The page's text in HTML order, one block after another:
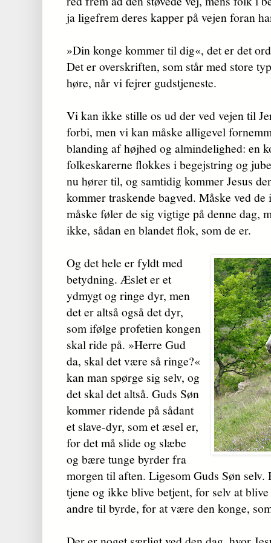
ja ligefrem deres kapper på vejen foran
»Din konge kommer til dig«, det er det
Det er overskriften, som står med store
høre, når vi fejrer gudstjeneste.
Vi kan ikke stille os ud der ved vejen til
forbi, men vi kan måske alligevel
blanding af højhed og almindelighed: en
folkeskarerne flokkes i begejstring og
nu hører til, og samtidig kommer Jesus
kommer traskende bagved. Måske ved
måske føler de sig vigtige på denne dag,
ikke, sådan en blandet flok, som de er.
Og det hele er fyldt med
betydning. Æslet er et
ydmygt og ringe dyr, men
det er altså også det dyr,
som ifølge profetien kongen
skal ride på. »Herre Gud
da, skal det være så ringe?«
kan man spørge sig selv, og
det skal det altså. Guds Søn
kommer ridende på sådant
et slave-dyr, som et æsel er,
for det må slide og slæbe
og bære tunge byrder fra
morgen til aften. Ligesom Guds Søn selv.
tjene og ikke blive betjent, for selv at
andre til byrde, for at være den konge,